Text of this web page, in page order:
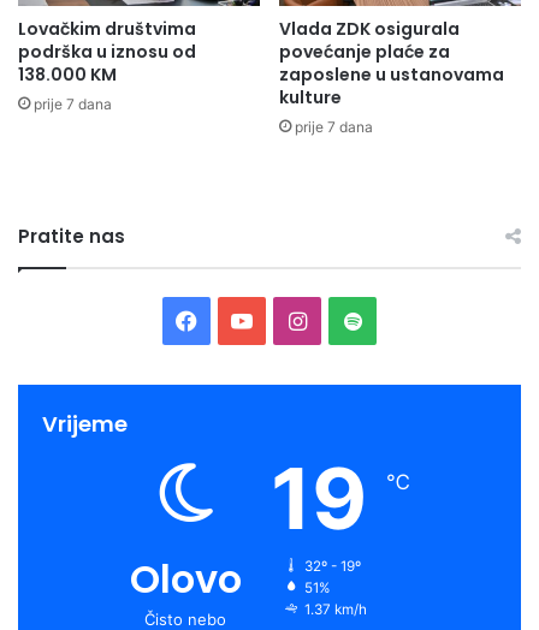
Lovačkim društvima
podrška u iznosu od
138.000 KM
prije 7 dana
Vlada ZDK osigurala
povećanje plaće za
zaposlene u ustanovama
kulture
prije 7 dana
Pratite nas
Facebook
YouTubeInstagram
Spotify
Vrijeme
Olovo
Čisto nebo
19 ℃
32º - 19º
51%
1.37 km/h